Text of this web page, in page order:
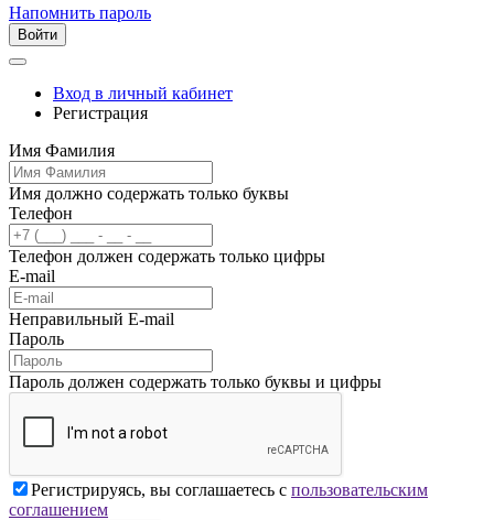
Напомнить пароль
Войти
Вход в личный кабинет
Регистрация
Имя Фамилия
Имя должно содержать только буквы
Телефон
Телефон должен содержать только цифры
E-mail
Неправильный E-mail
Пароль
Пароль должен содержать только буквы и цифры
Регистрируясь, вы соглашаетесь с пользовательским
соглашением